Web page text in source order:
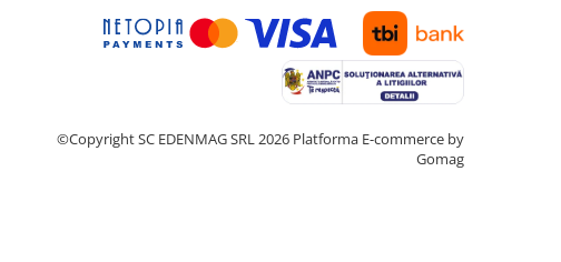
©Copyright SC EDENMAG SRL 2026 Platforma E-commerce by
Gomag